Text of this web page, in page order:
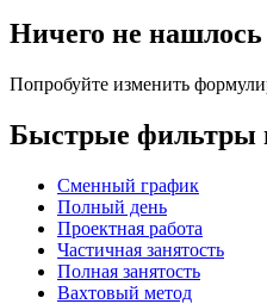
Ничего не нашлось
Попробуйте изменить
Быстрые фильтры
Сменный график
Полный день
Проектная работа
Частичная занятость
Полная занятость
Вахтовый метод